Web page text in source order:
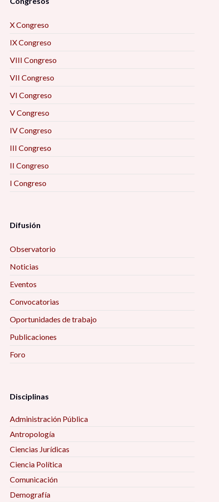
Perspectiva para el Desarrollo Local 10:00 am
visión de los egresados 10:00 am
La resiliencia como eje enfrentar el futuro
Prevención situacional del delito 10:00 am
puede ser 10:00 am
Metamorfosis: Familia, emociones y pandemia
SENTIK: Creación de redes sociales para la
Ciclo de conferencias «Educación, Actividad
Física y Salud» 10:00 am
Encuentro Interinstitucional de Estudios
Etarios 10:00 am
ejercicio de derechos políticos y civiles 10:00 am
La filosofía de las ciencias sociales 10:00 am
Mujeres, vejez y envejecimiento desde algunas
Digital 10:00 am
X Congreso
IX Congreso
VIII Congreso
VII Congreso
VI Congreso
V Congreso
IV Congreso
III Congreso
II Congreso
I Congreso
Difusión
Observatorio
Noticias
Eventos
Convocatorias
Oportunidades de trabajo
Publicaciones
Foro
Disciplinas
Administración Pública
Antropología
Ciencias Jurídicas
Ciencia Política
Comunicación
Demografía